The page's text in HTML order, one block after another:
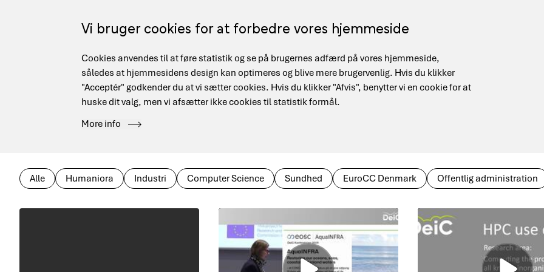
Vi bruger cookies for at forbedre vores hjemmeside
Cookies anvendes til at føre statistik og se på brugernes adfærd på vores hjemmeside,
således at hjemmesidens design kan optimeres og blive mere brugervenlig. Hvis du klikker
"Acceptér" godkender du at vi sætter cookies. Hvis du klikker "Afvis", benytter vi en cookie for at
huske dit valg, men vi afsætter ikke cookies til statistik formål.
More info
Forskningsnettet Data Management Supercomputing (HPC) Quantum Infrastructure
Use cases
Research
areaAlle Humaniora Industri Computer Science Sundhed EuroCC Denmark Offentlig administration